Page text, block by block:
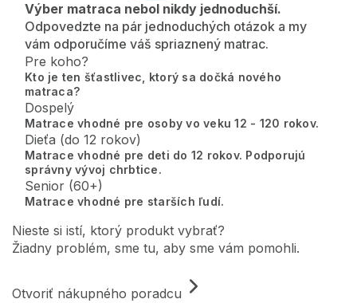
Výber matraca nebol nikdy jednoduchší.
Odpovedzte na pár jednoduchých otázok a my
vám odporučíme váš spriaznený matrac.
Pre koho?
Kto je ten šťastlivec, ktorý sa dočká nového
matraca?
Dospelý
Matrace vhodné pre osoby vo veku 12 - 120 rokov.
Dieťa (do 12 rokov)
Matrace vhodné pre deti do 12 rokov. Podporujú
správny vývoj chrbtice.
Senior (60+)
Matrace vhodné pre starších ľudí.
Nieste si istí, ktorý produkt vybrať?
Žiadny problém, sme tu, aby sme vám pomohli.
Otvoriť nákupného poradcu